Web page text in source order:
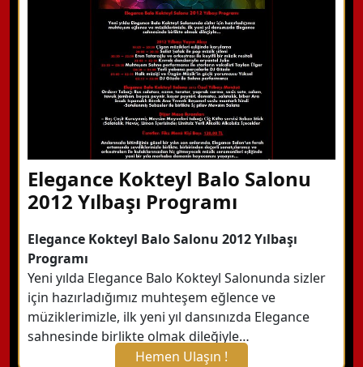
Detaylı Bilgi Alın
Elegance Kokteyl Balo Salonu
2012 Yılbaşı Programı
Elegance Kokteyl Balo Salonu 2012 Yılbaşı
Programı
Yeni yılda Elegance Balo Kokteyl Salonunda sizler
için hazırladığımız muhteşem eğlence ve
müziklerimizle, ilk yeni yıl dansınızda Elegance
sahnesinde birlikte olmak dileğiyle…
Hemen Ulaşın !